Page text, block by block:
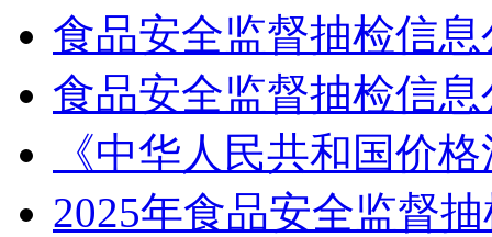
食品安全监督抽检信
食品安全监督抽检信
《中华人民共和国价
2025年食品安全监督